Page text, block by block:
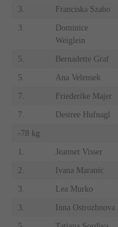
3. Franciska Szabo
3.
Dominice
Weiglein
5. Bernadette Graf
5. Ana Velensek
7. Friederike Majer
7. Desiree Hufnagl
-78 kg
1. Jeannet Visser
2. Ivana Maranic
3. Lea Murko
3. Inna Ostrozhnova